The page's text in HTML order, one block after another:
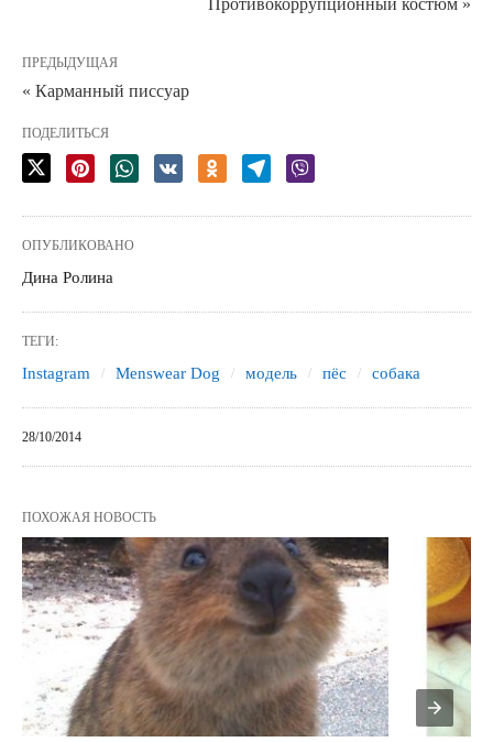
Противокоррупционный костюм »
ПРЕДЫДУЩАЯ
« Карманный писсуар
ПОДЕЛИТЬСЯ
ОПУБЛИКОВАНО
Дина Ролина
ТЕГИ:
Instagram Menswear Dog модель пёс собака
28/10/2014
ПОХОЖАЯ НОВОСТЬ